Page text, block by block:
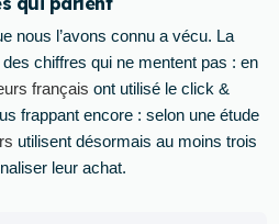
nous l’avons connu a vécu. La
chiffres qui ne mentent pas : en
français ont utilisé le click &
frappant encore : selon une étude
utilisent désormais au moins trois
leur achat.